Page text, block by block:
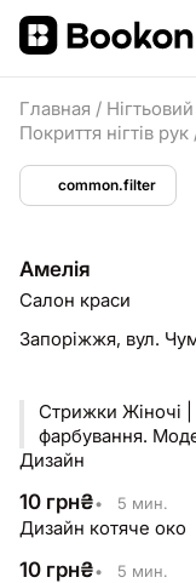
Главная /
Покриття нігтів рук
common.filter
Амелія
Салон краси
Запоріжжя, вул.
Стрижки Жіночі |
фарбування.
Дизайн
10 грн₴• 5 мин.
Дизайн котяче око
10 грн₴• 5 мин.